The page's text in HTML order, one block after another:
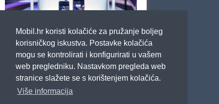
Mobil.hr koristi kolačiće za pružanje boljeg
korisničkog iskustva. Postavke kolačića
mogu se kontrolirati i konfigurirati u vašem
web pregledniku. Nastavkom pregleda web
stranice slažete se s korištenjem kolačića.
Više informacija
Cafe Mobil
Usporedi mobitele
Impressum
Marketing
Pravne odredbe
Izjava o privatnosti
POTRAŽITE NAS